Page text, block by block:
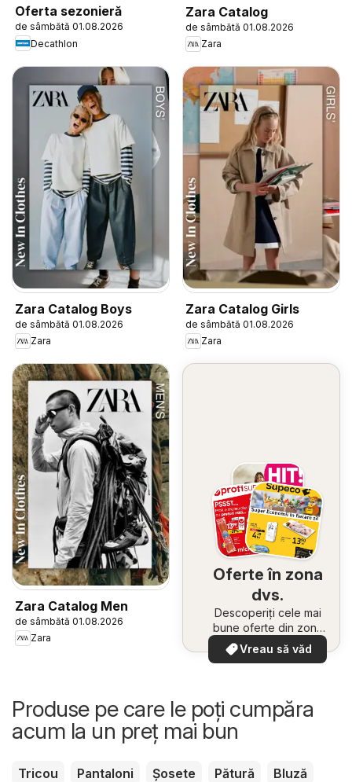
Oferta sezonieră
de sâmbătă 01.08.2026
Decathlon
Zara Catalog
de sâmbătă 01.08.2026
Zara
Zara Catalog Boys
de sâmbătă 01.08.2026
Zara
Zara Catalog Girls
de sâmbătă 01.08.2026
Zara
Zara Catalog Men
de sâmbătă 01.08.2026
Zara
Oferte în zona
dvs.
Descoperiți cele mai
bune oferte din zona
dumneavoastră
Vreau să văd
Produse pe care le poți cumpăra
acum la un preț mai bun
Tricou Pantaloni Șosete Pătură
Bluză